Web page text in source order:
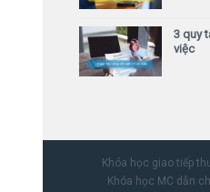
3 quy
việc
Khóa học giao tiếp
Khóa học MC dẫn